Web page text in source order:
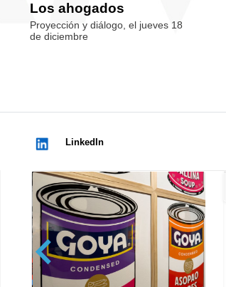
Los ahogados
Proyección y diálogo, el jueves 18
de diciembre
LinkedIn